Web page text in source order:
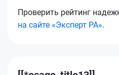
Проверить рейтинг
на сайте «Эксперт РА».